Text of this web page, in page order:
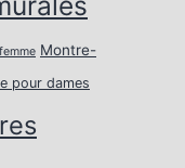
Montre-
pour dames